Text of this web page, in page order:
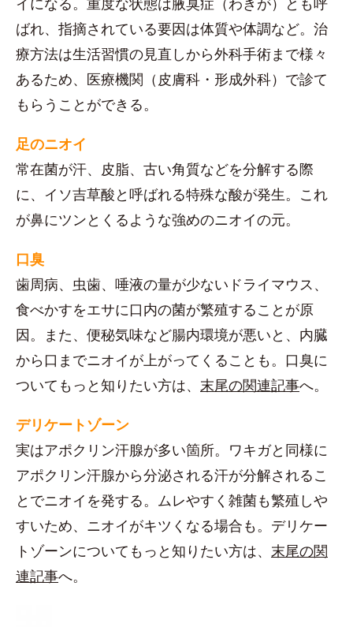
ばれ、指摘されている要因は体質や体調など。治
療方法は生活習慣の見直しから外科手術まで様々
あるため、医療機関（皮膚科・形成外科）で診て
もらうことができる。
足のニオイ
常在菌が汗、皮脂、古い角質などを分解する際
に、イソ吉草酸と呼ばれる特殊な酸が発生。これ
が鼻にツンとくるような強めのニオイの元。
口臭
歯周病、虫歯、唾液の量が少ないドライマウス、
食べかすをエサに口内の菌が繁殖することが原
因。また、便秘気味など腸内環境が悪いと、内臓
から口までニオイが上がってくることも。口臭に
ついてもっと知りたい方は、 末尾の関連記事へ。
デリケートゾーン
実はアポクリン汗腺が多い箇所。ワキガと同様に
アポクリン汗腺から分泌される汗が分解されるこ
とでニオイを発する。ムレやすく雑菌も繁殖しや
すいため、ニオイがキツくなる場合も。デリケー
トゾーンについてもっと知りたい方は、 末尾の関
連記事へ。